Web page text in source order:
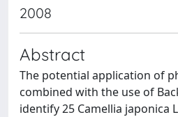
2008
Abstract
The potential application of
combined with the use of
identify 25 Camellia japonica